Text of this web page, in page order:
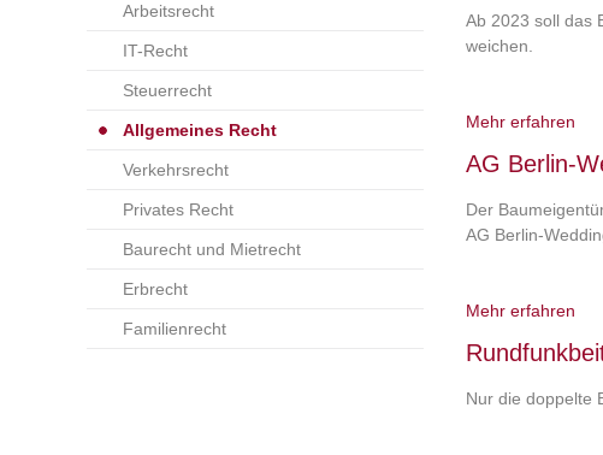
Arbeitsrecht
IT-Recht
Steuerrecht
Allgemeines Recht
Verkehrsrecht
Privates Recht
Baurecht und Mietrecht
Erbrecht
Familienrecht
Ab 2023 soll das
weichen.
Mehr erfahren
AG Berlin-
Der
AG Berlin-
Mehr erfahren
Nur die doppelte